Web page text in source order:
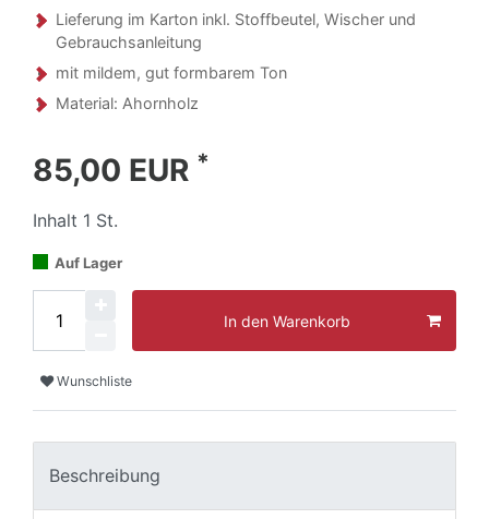
Lieferung im Karton inkl. Stoffbeutel, Wischer und
Gebrauchsanleitung
mit mildem, gut formbarem Ton
Material: Ahornholz
85,00 EUR *
Inhalt 1 St.
Auf Lager
In den Warenkorb
Wunschliste
Beschreibung